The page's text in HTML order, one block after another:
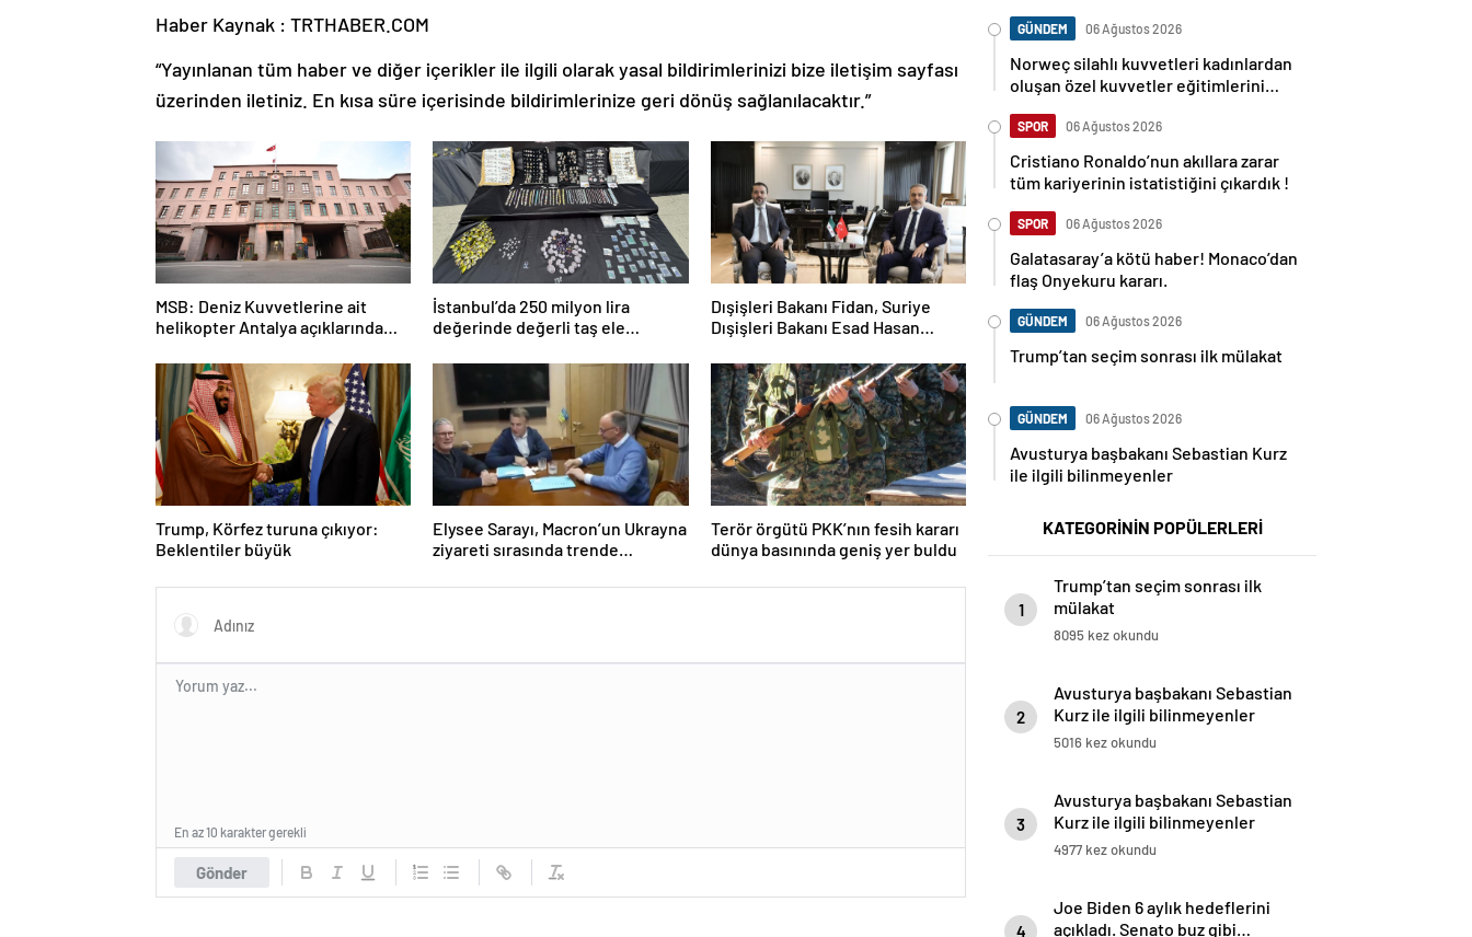
Haber Kaynak : TRTHABER.COM
“Yayınlanan tüm haber ve diğer içerikler ile ilgili olarak yasal bildirimlerinizi bize iletişim sayfası
üzerinden iletiniz. En kısa süre içerisinde bildirimlerinize geri dönüş sağlanılacaktır.”
MSB: Deniz Kuvvetlerine ait
helikopter Antalya açıklarında
İstanbul’da 250 milyon lira
değerinde değerli taş ele
Dışişleri Bakanı Fidan, Suriye
Dışişleri Bakanı Esad Hasan
Trump, Körfez turuna çıkıyor:
Beklentiler büyük
Elysee Sarayı, Macron’un Ukrayna
ziyareti sırasında trende
yalanladı
Terör örgütü PKK’nın fesih kararı
dünya basınında geniş yer buldu
Gönder
En az 10 karakter gerekli
GÜNDEM 06 Ağustos 2026
Norweç silahlı kuvvetleri kadınlardan
oluşan özel kuvvetler eğitimlerini
SPOR 06 Ağustos 2026
Cristiano Ronaldo’nun akıllara zarar
tüm kariyerinin istatistiğini çıkardık !
SPOR 06 Ağustos 2026
Galatasaray’a kötü haber! Monaco’dan
flaş Onyekuru kararı.
GÜNDEM 06 Ağustos 2026
Trump’tan seçim sonrası ilk mülakat
GÜNDEM 06 Ağustos 2026
Avusturya başbakanı Sebastian Kurz
ile ilgili bilinmeyenler
KATEGORİNİN POPÜLERLERİ
1
Trump’tan seçim sonrası ilk
mülakat
8095 kez okundu
2
Avusturya başbakanı Sebastian
Kurz ile ilgili bilinmeyenler
5016 kez okundu
3
Avusturya başbakanı Sebastian
Kurz ile ilgili bilinmeyenler
4977 kez okundu
4
Joe Biden 6 aylık hedeflerini
açıkladı. Senato buz gibi…